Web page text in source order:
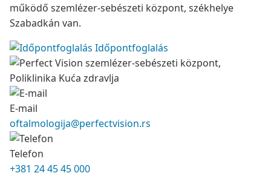
működő szemlézer-sebészeti központ, székhelye
Szabadkán van.
Időpontfoglalás
E-mail
oftalmologija@perfectvision.rs
Telefon
+381 24 45 45 000